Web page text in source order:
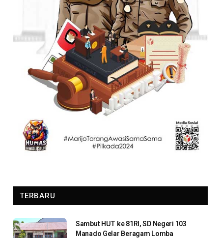
TERBARU
Sambut HUT ke 81RI, SD Negeri 103
Manado Gelar Beragam Lomba